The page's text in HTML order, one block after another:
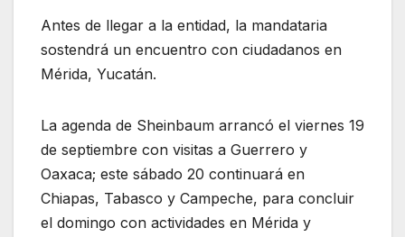
Antes de llegar a la entidad, la mandataria
sostendrá un encuentro con ciudadanos en
Mérida, Yucatán.
La agenda de Sheinbaum arrancó el viernes 19
de septiembre con visitas a Guerrero y
Oaxaca; este sábado 20 continuará en
Chiapas, Tabasco y Campeche, para concluir
el domingo con actividades en Mérida y